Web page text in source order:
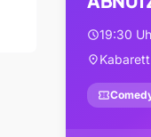
schedule19:30
location_on
confirmation_number